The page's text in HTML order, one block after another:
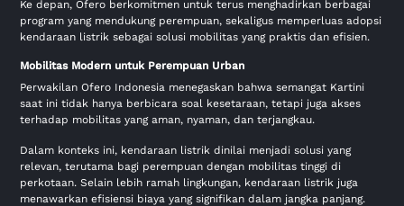
Ke depan, Ofero berkomitmen untuk terus menghadirkan berbagai
program yang mendukung perempuan, sekaligus memperluas adopsi
kendaraan listrik sebagai solusi mobilitas yang praktis dan efisien.
Mobilitas Modern untuk Perempuan Urban
Perwakilan Ofero Indonesia menegaskan bahwa semangat Kartini
saat ini tidak hanya berbicara soal kesetaraan, tetapi juga akses
terhadap mobilitas yang aman, nyaman, dan terjangkau.
Dalam konteks ini, kendaraan listrik dinilai menjadi solusi yang
relevan, terutama bagi perempuan dengan mobilitas tinggi di
perkotaan. Selain lebih ramah lingkungan, kendaraan listrik juga
menawarkan efisiensi biaya yang signifikan dalam jangka panjang.